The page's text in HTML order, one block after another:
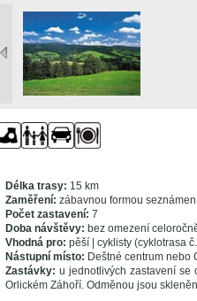
Délka trasy: 15 km
Zaměření: zábavnou formou
Počet zastavení: 7
Doba návštěvy: bez omezení
Vhodná pro: pěší | cyklisty (cyklotrasa
Nástupní místo: Deštné centrum nebo
Zastávky: u jednotlivých zastavení
Orlickém Záhoří. Odměnou jsou